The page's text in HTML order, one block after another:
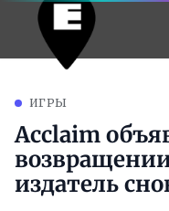
ИГРЫ
Acclaim
издатель